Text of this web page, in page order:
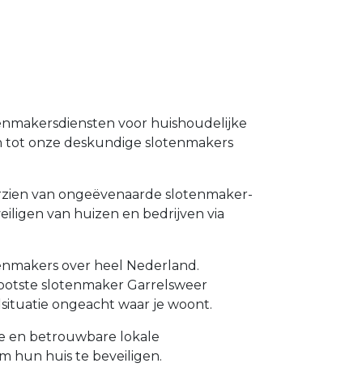
voor huishoudelijke
tot onze deskundige slotenmakers
van ongeëvenaarde slotenmaker-
van huizen en bedrijven via
over heel Nederland.
slotenmaker Garrelsweer
ongeacht waar je woont.
en betrouwbare lokale
hun huis te beveiligen.